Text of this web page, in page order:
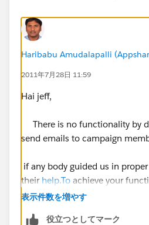
Haribabu Amudalapalli
2011年7月28日 11:59
Hai jeff,
There is no functionality by
send emails to campaign
if any body guided us in
their help.To achieve your
表示件数を増やす
役立つとしてマーク